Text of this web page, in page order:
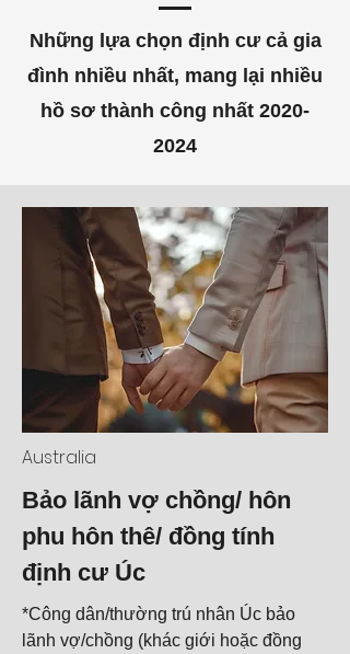
Những lựa chọn định cư cả gia
đình nhiều nhất, mang lại nhiều
hồ sơ thành công nhất 2020-
2024
Australia
Bảo lãnh vợ chồng/ hôn
phu hôn thê/ đồng tính
định cư Úc
*Công dân/thường trú nhân Úc bảo
lãnh vợ/chồng (khác giới hoặc đồng